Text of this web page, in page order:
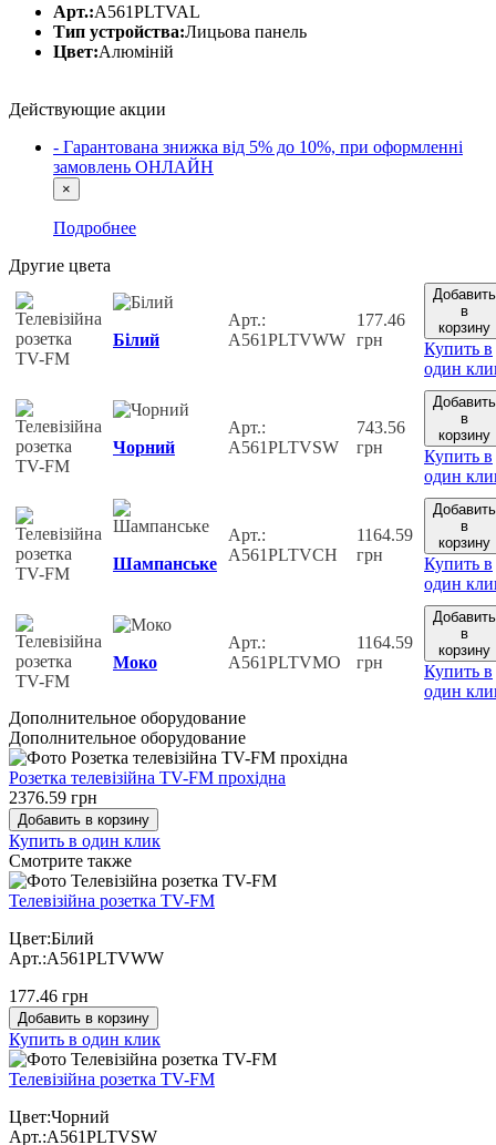
Арт.:A561PLTVAL
Тип устройства:Лицьова панель
Цвет:Алюміній
Действующие акции
- Гарантована знижка від 5% до 10%, при оформленні
замовлень ОНЛАЙН
×
Подробнее
Другие цвета
Білий
Арт.:
A561PLTVWW
177.46
грн
Добавить
в
корзину
Купить в
один
Чорний
Арт.:
A561PLTVSW
743.56
грн
Добавить
в
корзину
Купить в
один
Шампанське
Арт.:
A561PLTVCH
1164.59
грн
Добавить
в
корзину
Купить в
один
Моко
Арт.:
A561PLTVMO
1164.59
грн
Добавить
в
корзину
Купить в
один
Дополнительное оборудование
Дополнительное оборудование
Розетка телевізійна TV-FM прохідна
2376.59 грн
Добавить в корзину
Купить в один клик
Cмотрите также
Телевізійна розетка TV-FM
Цвет:Білий
Арт.:A561PLTVWW
177.46 грн
Добавить в корзину
Купить в один клик
Телевізійна розетка TV-FM
Цвет:Чорний
Арт.:A561PLTVSW